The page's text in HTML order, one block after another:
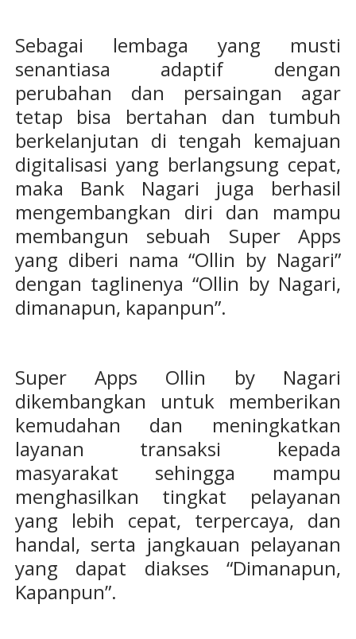
Sebagai lembaga yang musti
senantiasa adaptif dengan
perubahan dan persaingan agar
tetap bisa bertahan dan tumbuh
berkelanjutan di tengah kemajuan
digitalisasi yang berlangsung cepat,
maka Bank Nagari juga berhasil
mengembangkan diri dan mampu
membangun sebuah Super Apps
yang diberi nama “Ollin by Nagari”
dengan taglinenya “Ollin by Nagari,
dimanapun, kapanpun”.
Super Apps Ollin by Nagari
dikembangkan untuk memberikan
kemudahan dan meningkatkan
layanan transaksi kepada
masyarakat sehingga mampu
menghasilkan tingkat pelayanan
yang lebih cepat, terpercaya, dan
handal, serta jangkauan pelayanan
yang dapat diakses “Dimanapun,
Kapanpun”.